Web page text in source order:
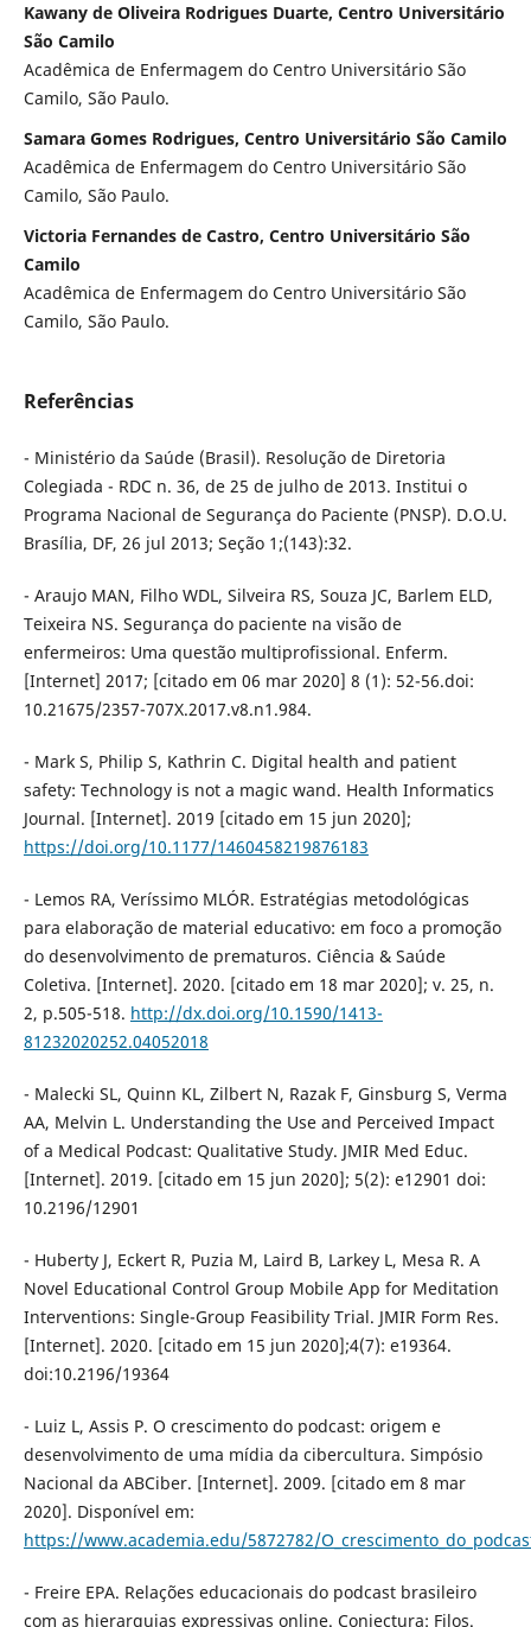
Kawany de Oliveira Rodrigues Duarte, Centro Universitário
São Camilo
Acadêmica de Enfermagem do Centro Universitário São
Camilo, São Paulo.
Samara Gomes Rodrigues, Centro Universitário São Camilo
Acadêmica de Enfermagem do Centro Universitário São
Camilo, São Paulo.
Victoria Fernandes de Castro, Centro Universitário São
Camilo
Acadêmica de Enfermagem do Centro Universitário São
Camilo, São Paulo.
Referências
- Ministério da Saúde (Brasil). Resolução de Diretoria
Colegiada - RDC n. 36, de 25 de julho de 2013. Institui o
Programa Nacional de Segurança do Paciente (PNSP). D.O.U.
Brasília, DF, 26 jul 2013; Seção 1;(143):32.
- Araujo MAN, Filho WDL, Silveira RS, Souza JC, Barlem ELD,
Teixeira NS. Segurança do paciente na visão de
enfermeiros: Uma questão multiprofissional. Enferm.
[Internet] 2017; [citado em 06 mar 2020] 8 (1): 52-56.doi:
10.21675/2357-707X.2017.v8.n1.984.
- Mark S, Philip S, Kathrin C. Digital health and patient
safety: Technology is not a magic wand. Health Informatics
Journal. [Internet]. 2019 [citado em 15 jun 2020];
https://doi.org/10.1177/1460458219876183
- Lemos RA, Veríssimo MLÓR. Estratégias metodológicas
para elaboração de material educativo: em foco a promoção
do desenvolvimento de prematuros. Ciência & Saúde
Coletiva. [Internet]. 2020. [citado em 18 mar 2020]; v. 25, n.
2, p.505-518. http://dx.doi.org/10.1590/1413-
81232020252.04052018
- Malecki SL, Quinn KL, Zilbert N, Razak F, Ginsburg S, Verma
AA, Melvin L. Understanding the Use and Perceived Impact
of a Medical Podcast: Qualitative Study. JMIR Med Educ.
[Internet]. 2019. [citado em 15 jun 2020]; 5(2): e12901 doi:
10.2196/12901
- Huberty J, Eckert R, Puzia M, Laird B, Larkey L, Mesa R. A
Novel Educational Control Group Mobile App for Meditation
Interventions: Single-Group Feasibility Trial. JMIR Form Res.
[Internet]. 2020. [citado em 15 jun 2020];4(7): e19364.
doi:10.2196/19364
- Luiz L, Assis P. O crescimento do podcast: origem e
desenvolvimento de uma mídia da cibercultura. Simpósio
Nacional da ABCiber. [Internet]. 2009. [citado em 8 mar
2020]. Disponível em:
https://www.academia.edu/5872782/
- Freire EPA. Relações educacionais do podcast brasileiro
com as hierarquias expressivas online. Conjectura: Filos.